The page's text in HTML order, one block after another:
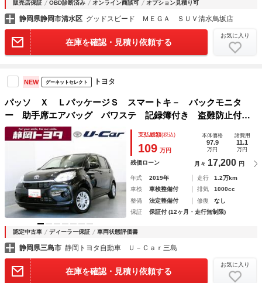
販売店保証 OBD診断済み オンライン商談可 オプション見積り可
静岡県静岡市清水区 グッドスピード ＭＥＧＡ ＳＵＶ清水鳥坂店
在庫を確認・見積り依頼する
お気に入り
NEW グーネットセレクト トヨタ
パッソ Ｘ ＬパッケージＳ スマートキ－ バックモニタ
ー 助手席エアバッグ パワステ 記録簿付き 盗難防止付
き ｉ－ｓｔｏｐ パワーウインドウ キーフリーシステム
運転席エアバッグ オートエアコン ワンセグＴＶ ＡＢＳ
支払総額(税込)
109 万円
本体価格
97.9
万円
諸費用
11.1
万円
残価ローン 月々 17,200 円
年式 2019年 走行
1.2万km
車検
車検整備付 排気
1000cc
整備
法定整備付 修復
なし
保証
保証付 (12ヶ月・走行無制限)
認定中古車 ディーラー保証 車両状態評価書
静岡県三島市 静岡トヨタ自動車 Ｕ－Ｃａｒ三島
在庫を確認・見積り依頼する
お気に入り